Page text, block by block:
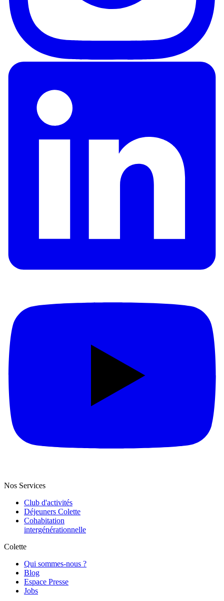
Nos Services
Club d'activités
Déjeuners Colette
Cohabitation
intergénération­nelle
Colette
Qui sommes-nous ?
Blog
Espace Presse
Jobs